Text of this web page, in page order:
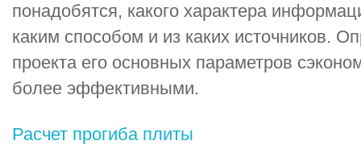
понадобятся, какого характера
каким способом и из каких источников.
проекта его основных параметров
более эффективными.
Расчет прогиба плиты